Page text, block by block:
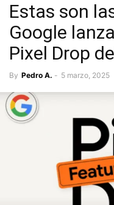
Estas son
Google
Pixel Drop
By Pedro A. - 5 marzo, 2025